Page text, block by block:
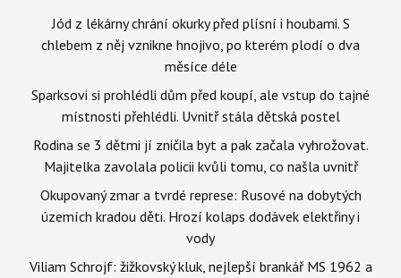
Jód z lékárny chrání okurky před plísní i houbami. S
chlebem z něj vznikne hnojivo, po kterém plodí o dva
měsíce déle
Sparksovi si prohlédli dům před koupí, ale vstup do tajné
místnosti přehlédli. Uvnitř stála dětská postel
Rodina se 3 dětmi jí zničila byt a pak začala vyhrožovat.
Majitelka zavolala policii kvůli tomu, co našla uvnitř
Okupovaný zmar a tvrdé represe: Rusové na dobytých
územích kradou děti. Hrozí kolaps dodávek elektřiny i
vody
Viliam Schrojf: žižkovský kluk, nejlepší brankář MS 1962 a